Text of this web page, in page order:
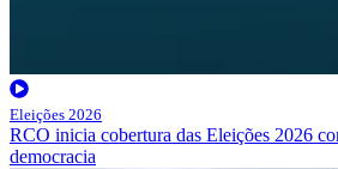
Eleições 2026
RCO inicia cobertura das Eleições 2026
democracia